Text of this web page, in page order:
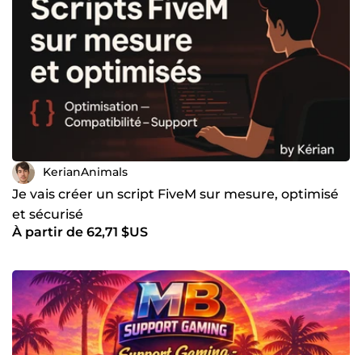
KerianAnimals
Je vais créer un script FiveM sur mesure, optimisé
et sécurisé
À partir de 62,71 $US